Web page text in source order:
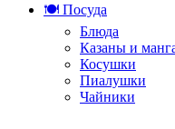
🍽️ Посуда
Блюда
Казаны и
Косушки
Пиалушки
Чайники